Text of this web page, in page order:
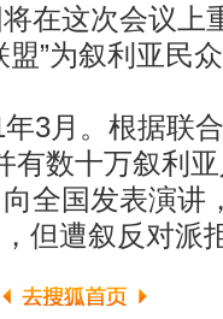
在这次会议上
”为叙利亚民
月。根据联合
有数十万叙利
全国发表演讲
但遭叙反对派